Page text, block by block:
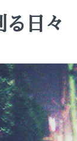
る日々